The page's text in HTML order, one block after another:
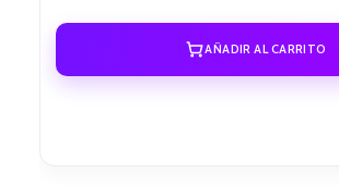
AÑADIR AL CARRITO